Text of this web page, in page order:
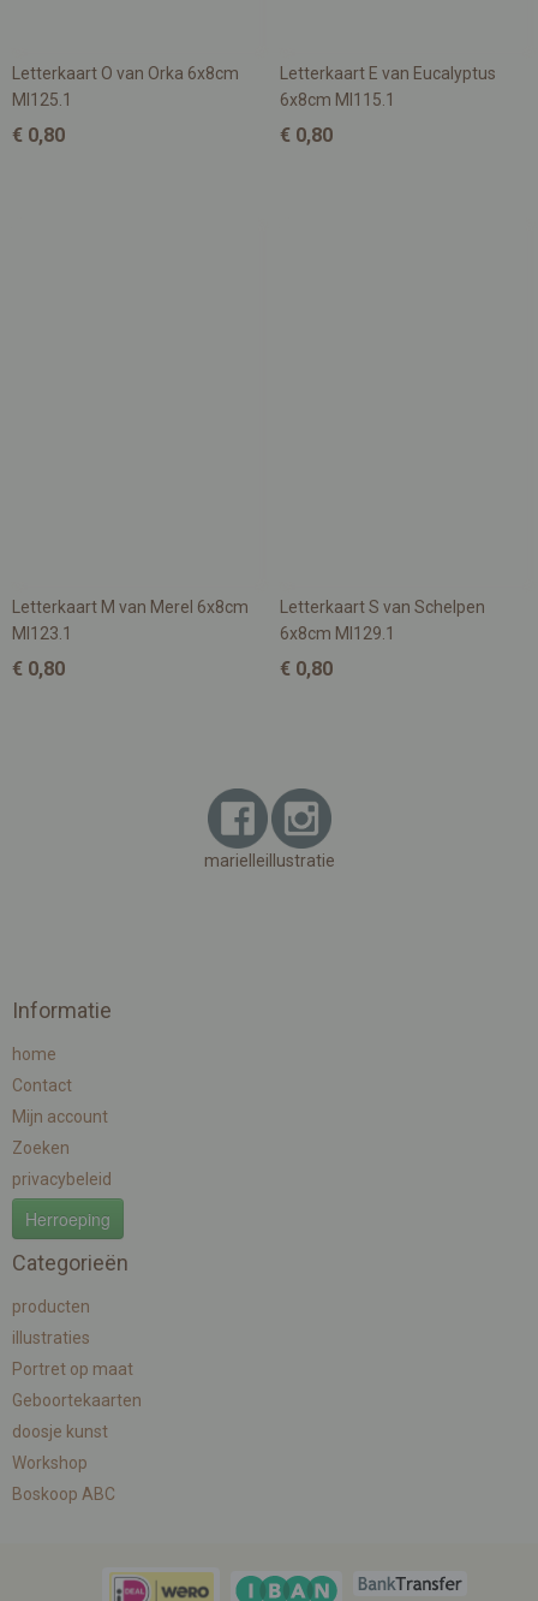
Letterkaart O van Orka 6x8cm
MI125.1
€ 0,80
Letterkaart E van Eucalyptus
6x8cm MI115.1
€ 0,80
Letterkaart M van Merel 6x8cm
MI123.1
€ 0,80
Letterkaart S van Schelpen
6x8cm MI129.1
€ 0,80
marielleillustratie
Informatie
home
Contact
Mijn account
Zoeken
privacybeleid
Herroeping
Categorieën
producten
illustraties
Portret op maat
Geboortekaarten
doosje kunst
Workshop
Boskoop ABC